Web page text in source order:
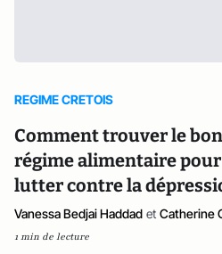
REGIME CRETOIS
Comment trouver le bon
régime alimentaire pour
lutter contre la
Vanessa Bedjai Haddad et Catherine
1 min de lecture